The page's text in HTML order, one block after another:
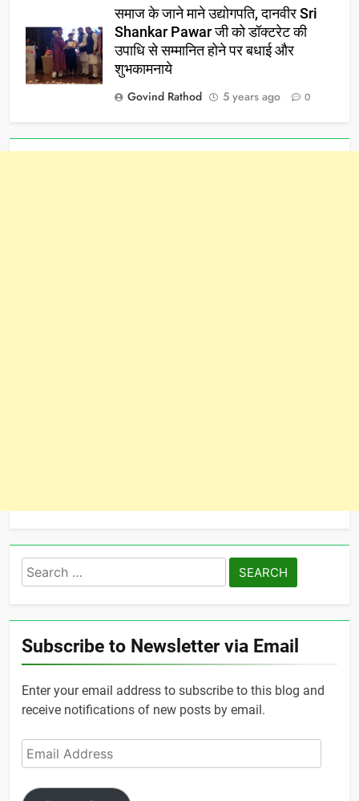
समाज के जाने माने उद्योगपति, दानवीर Sri
Shankar Pawar जी को डॉक्टरेट की
उपाधि से सम्मानित होने पर बधाई और
शुभकामनाये
Govind Rathod
5 years ago 0
Search
for:
Subscribe to Newsletter via Email
Enter your email address to subscribe to this blog and
receive notifications of new posts by email.
Email
Address